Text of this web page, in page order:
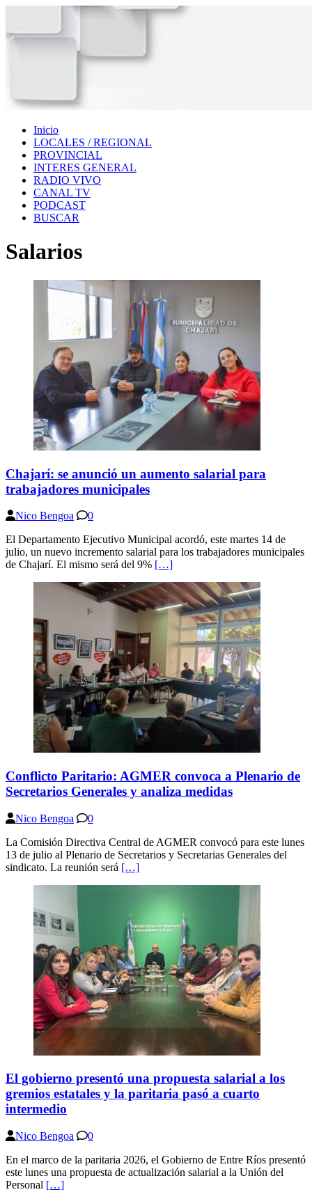
Inicio
LOCALES / REGIONAL
PROVINCIAL
INTERES GENERAL
RADIO VIVO
CANAL TV
PODCAST
BUSCAR
Salarios
Chajarí: se anunció un aumento salarial para
trabajadores municipales
Nico Bengoa
0
El Departamento Ejecutivo Municipal acordó, este martes 14 de
julio, un nuevo incremento salarial para los trabajadores municipales
de Chajarí. El mismo será del 9% […]
Conflicto Paritario: AGMER convoca a Plenario de
Secretarios Generales y analiza medidas
Nico Bengoa
0
La Comisión Directiva Central de AGMER convocó para este lunes
13 de julio al Plenario de Secretarios y Secretarias Generales del
sindicato. La reunión será […]
El gobierno presentó una propuesta salarial a los
gremios estatales y la paritaria pasó a cuarto
intermedio
Nico Bengoa
0
En el marco de la paritaria 2026, el Gobierno de Entre Ríos presentó
este lunes una propuesta de actualización salarial a la Unión del
Personal […]